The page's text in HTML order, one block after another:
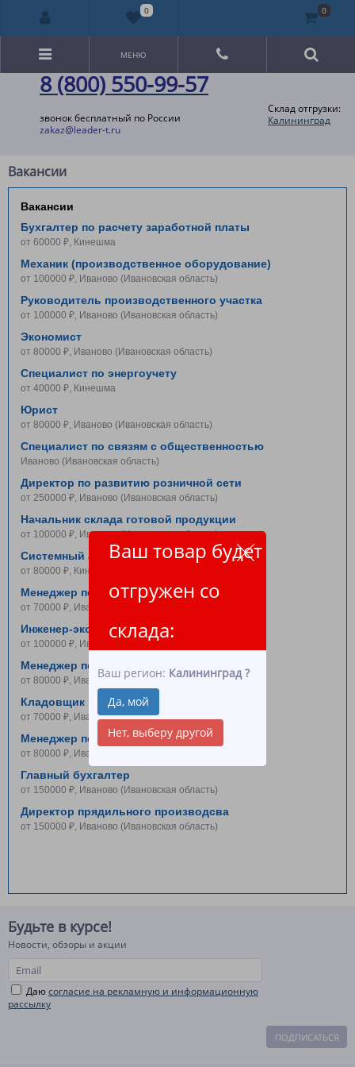
8 (800) 550-99-57
звонок бесплатный по России
zakaz@leader-t.ru
Склад отгрузки:
Калининград
Ваш товар будет
отгружен со
склада:
Ваш регион: Калининград ?
Да, мой
Нет, выберу другой
МЕНЮ
Вакансии
Вакансии
Бухгалтер по расчету заработной платы
от 60000 ₽, Кинешма
Механик (производственное оборудование)
от 100000 ₽, Иваново (Ивановская область)
Руководитель производственного участка
от 100000 ₽, Иваново (Ивановская область)
Экономист
от 80000 ₽, Иваново (Ивановская область)
Специалист по энергоучету
от 40000 ₽, Кинешма
Юрист
от 80000 ₽, Иваново (Ивановская область)
Специалист по связям с общественностью
Иваново (Ивановская область)
Директор по развитию розничной сети
от 250000 ₽, Иваново (Ивановская область)
Начальник склада готовой продукции
от 100000 ₽, Иваново (Ивановская область)
Системный администратор
от 80000 ₽, Кинешма
Менеджер по подбору персонала
от 70000 ₽, Иваново (Ивановская область)
Инженер-эколог (гибридный график)
от 100000 ₽, Иваново (Ивановская область)
Менеджер по логистике
от 80000 ₽, Иваново (Ивановская область)
Кладовщик на склад
от 70000 ₽, Иваново (Ивановская область)
Менеджер по закупкам
от 80000 ₽, Иваново (Ивановская область)
Главный бухгалтер
от 150000 ₽, Иваново (Ивановская область)
Директор прядильного производсва
от 150000 ₽, Иваново (Ивановская область)
Будьте в курсе!
Новости, обзоры и акции
Даюсогласие на рекламную и информационную
рассылку
ПОДПИСАТЬСЯ
0 0